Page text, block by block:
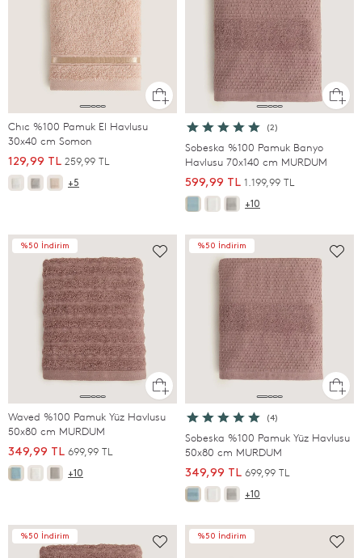
Chıc %100 Pamuk El Havlusu
30x40 cm Somon
129,99 TL 259,99 TL
+5
(2)
Sobeska %100 Pamuk Banyo
Havlusu 70x140 cm MURDUM
599,99 TL 1.199,99 TL
+10
%50 İndirim
Waved %100 Pamuk Yüz Havlusu
50x80 cm MURDUM
349,99 TL 699,99 TL
+10
%50 İndirim
(4)
Sobeska %100 Pamuk Yüz Havlusu
50x80 cm MURDUM
349,99 TL 699,99 TL
+10
%50 İndirim %50 İndirim